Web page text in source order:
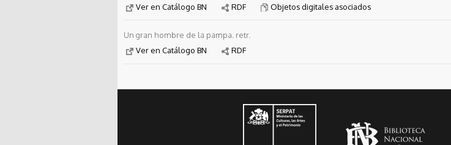
Ver en Catálogo BN
RDF Objetos digitales asociados
Un gran hombre de la pampa. retr.
Ver en Catálogo BN
RDF